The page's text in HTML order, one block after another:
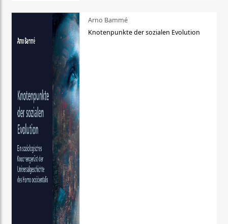
Arno Bammé
Knotenpunkte der sozialen Evolution